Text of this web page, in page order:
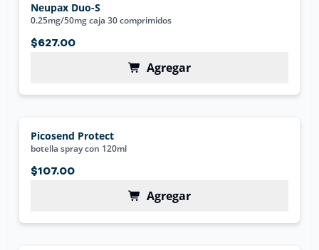
Neupax Duo-S
0.25mg/50mg caja 30 comprimidos
$627.00
Agregar
Picosend Protect
botella spray con 120ml
$107.00
Agregar